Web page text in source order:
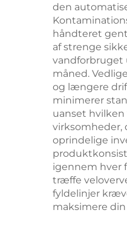
den
håndteret
af strenge
vandforbruget
måned.
og længere
minimerer
uanset
virksomheder,
oprindelige
igennem hver
træffe
fyldelinjer
maksimere